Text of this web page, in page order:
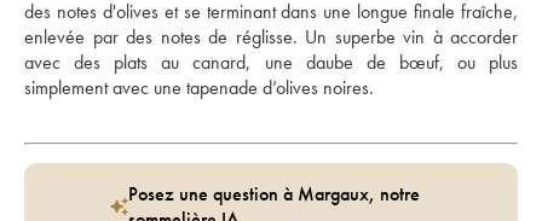
des notes d'olives et se terminant dans une longue finale fraîche,
enlevée par des notes de réglisse. Un superbe vin à accorder
avec des plats au canard, une daube de bœuf, ou plus
simplement avec une tapenade d’olives noires.
Posez une question à Margaux, notre